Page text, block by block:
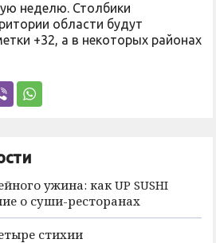
неделю. Столбики
области будут
+32, а в некоторых районах
ужина: как UP SUSHI
о суши-ресторанах
стихии